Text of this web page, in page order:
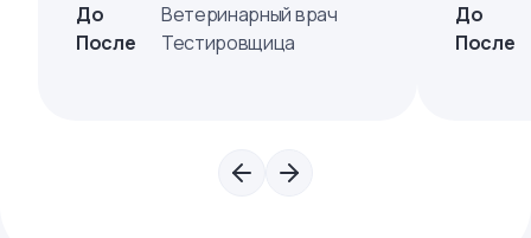
До
Ветеринарный врач
После
Тестировщица
До
После